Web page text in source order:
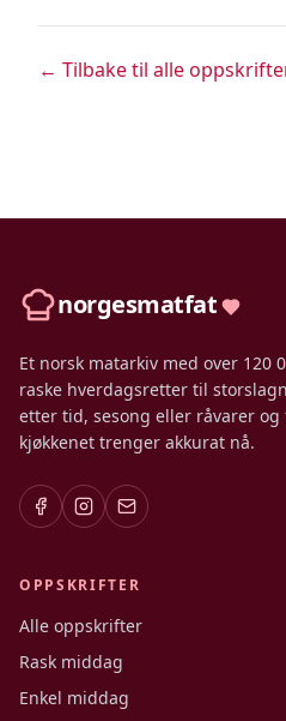
← Tilbake til alle
norgesmatfat
Et norsk matarkiv med over
raske hverdagsretter til
etter tid, sesong eller råvarer
kjøkkenet trenger akkurat nå.
OPPSKRIFTER
Alle oppskrifter
Rask middag
Enkel middag